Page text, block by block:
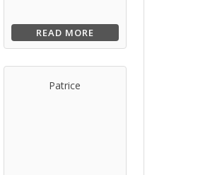
READ MORE
Patrice